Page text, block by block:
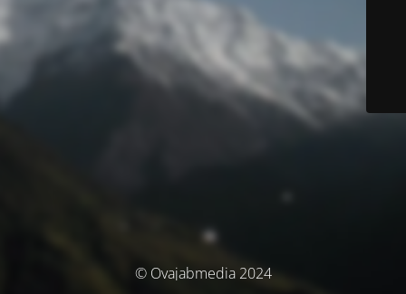
© Ovajabmedia 2024